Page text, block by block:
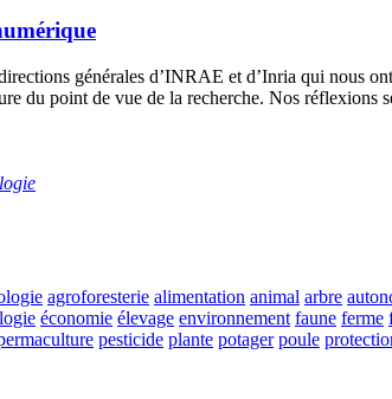
générales d’INRAE et d’Inria qui nous
du point de vue de la recherche. Nos réflexions
agroforesterie alimentation animal arbre
économie élevage environnement faune ferme
pesticide plante potager poule